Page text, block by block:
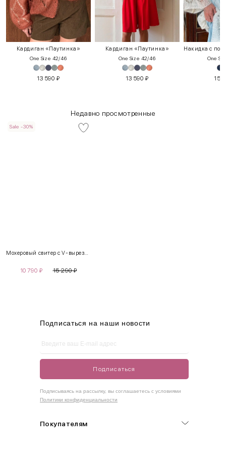
Кардиган «Паутинка»
One Size 42/46
13 590 ₽
Кардиган «Паутинка»
One Size 42/46
13 590 ₽
One
15
Недавно просмотренные
Sale -30%
Мохеровый свитер с V-вырезом
10 790 ₽ 15 290₽
S 42-44
42-50
Как правильно себя обмерить
Измеряется по самым выступающим точкам.
Покупателям
Подписаться на наши новости
Подписаться
Подписываясь на рассылку, вы соглашаетесь с условиями
Политики конфиденциальности